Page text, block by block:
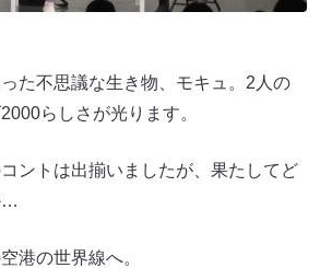
た不思議な生き物、モキュ。2人の
らしさが光ります。
ントは出揃いましたが、果たしてど
…
港の世界線へ。